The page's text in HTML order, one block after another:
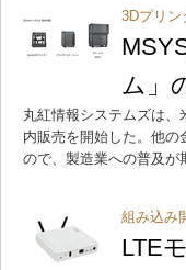
3Dプリン
ム」
丸紅情報システムズは
内販売を開始した。他
ので、製造業への普及が
組み込み
LTE